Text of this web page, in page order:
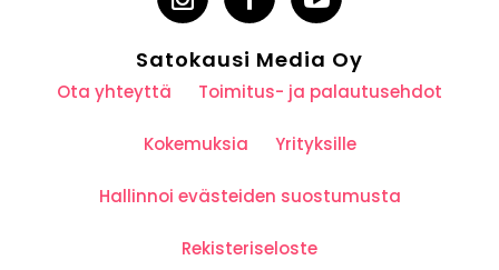
Satokausi Media Oy
Ota yhteyttä Toimitus- ja palautusehdot
Kokemuksia Yrityksille
Hallinnoi evästeiden suostumusta
Rekisteriseloste